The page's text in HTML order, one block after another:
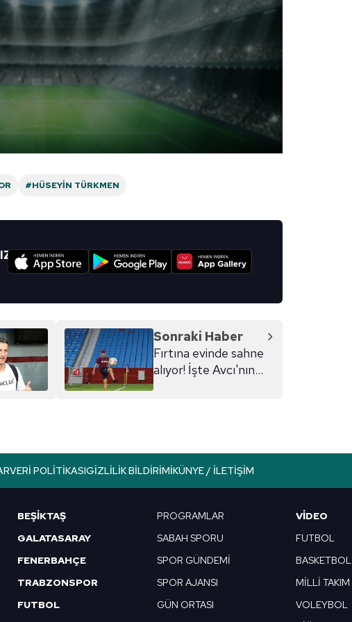
#HÜSEYIN TÜRKMEN
Sonraki Haber
Fırtına evinde sahne
alıyor! İşte Avcı'nın
VERI POLITIKASIGIZLILIK BILDIRIMIKÜNYE / İLETIŞIM
BEŞİKTAŞ
GALATASARAY
FENERBAHÇE
TRABZONSPOR
FUTBOL
PROGRAMLAR
SABAH SPORU
SPOR GÜNDEMİ
SPOR AJANSI
GÜN ORTASI
VIDEO
FUTBOL
BASKETBOL
MİLLİ TAKIM
VOLEYBOL